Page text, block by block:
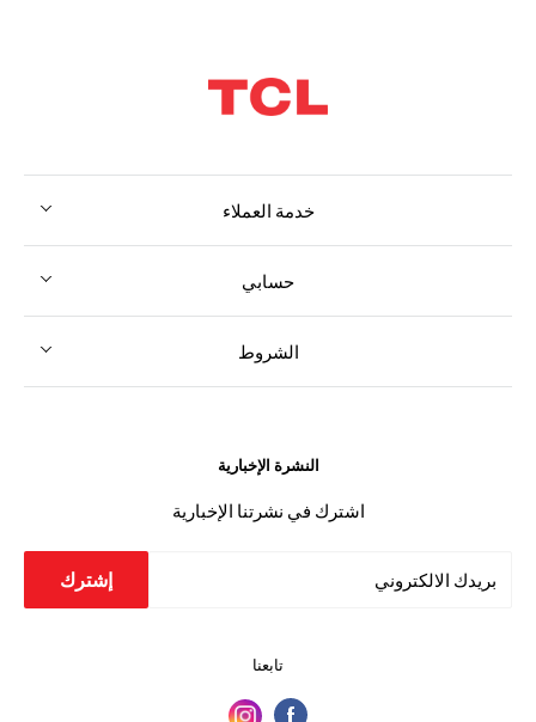
خدمة العملاء
حسابي
الشروط
النشرة الإخبارية
اشترك في نشرتنا الإخبارية
بريدك الالكتروني إشترك
تابعنا